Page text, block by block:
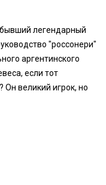
легендарный
"россонери"
аргентинского
если тот
Он великий игрок, но